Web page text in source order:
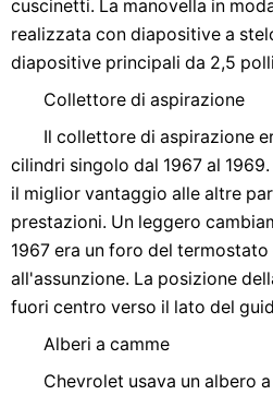
cuscinetti. La manovella in
realizzata con diapositive a
diapositive principali da 2,5
Collettore di aspirazione
Il collettore di aspirazione
cilindri singolo dal 1967 al
il miglior vantaggio alle altre
prestazioni. Un leggero
1967 era un foro del
all'assunzione. La posizione
fuori centro verso il lato del
Alberi a camme
Chevrolet usava un albero